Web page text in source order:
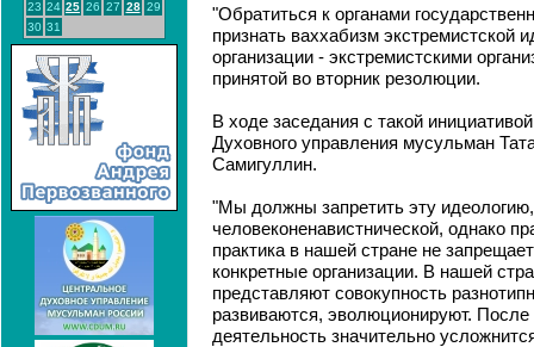
23 24 25 26 27 28 29
30 31
"Обратиться к органами
признать ваххабизм экстремистской
организации - экстремистскими
принятой во вторник резолюции.
В ходе заседания с такой
Духовного управления мусульман
Самигуллин.
"Мы должны запретить эту
человеконенавистнической, однако
практика в нашей стране не
конкретные организации. В нашей
представляют совокупность
развиваются, эволюционируют. После
деятельность значительно